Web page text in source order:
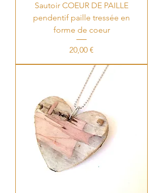
Sautoir COEUR DE PAILLE
pendentif paille tressée en
forme de coeur
Price
20,00 €